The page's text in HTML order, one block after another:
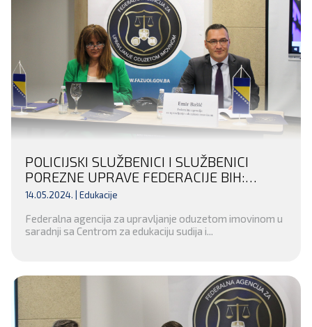
POLICIJSKI SLUŽBENICI I SLUŽBENICI
POREZNE UPRAVE FEDERACIJE BIH:
ZAJEDNO U BORBI PROTIV
KORUPCIJE
14.05.2024. | Edukacije
Federalna agencija za upravljanje oduzetom imovinom u
saradnji sa Centrom za edukaciju sudija i...